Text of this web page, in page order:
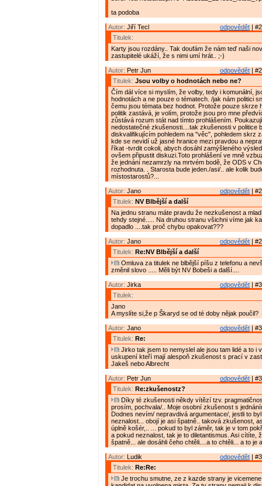
ta podoba
odpovědět |
Autor: Jiří Tecl
Titulek:
Karty jsou rozdány.. Tak doufám že nám teď naši
zastupitelé ukáží, že s nimi umí hrát.. ;-)
odpovědět |
Autor: Petr Jun
Titulek: Jsou volby o hodnotách nebo ne?
Čím dál více si myslím, že volby, tedy i komunální,
hodnotách a ne pouze o tématech. /jak nám politici
čemu jsou témata bez hodnot. Protože pouze skrze
politik zastává, je volím, protože jsou pro mne
zůstává rozum stát nad tímto prohlášením.
nedostatečné zkušenosti....tak zkušenosti v politice
diskvalifikujícím pohledem na "věc", pohledem skrz
kde se nevidí už jasné hranice mezi pravdou a
říkat -tvrdit cokoli, abych dosáhl zamýšleného
ovšem připustit diskuzi.Toto prohlášení ve mně
že jednání nezamrzly na mrtvém bodě, že ODS v
rozhodnuta. . Starosta bude jeden./asi/.. ale kolik
místostarostů?...
odpovědět |
Autor: Jano
Titulek: NV Blbější a další
Na jednu stranu máte pravdu že nezkušenost a
tehdy stejné..... Na druhou stranu všichni víme jak
dopadlo ....tak proč chybu opakovat???
odpovědět |
Autor: Jano
Titulek: Re:NV Blbější a další
Omluva za titulek ne blbější píšu z telefonu a
změnil slovo ..... Měli být NV Bobeši a další....
odpovědět |
Autor: Jirka
Titulek:
Jano
A myslíte si,že p Škaryd se od té doby nějak poučil?
odpovědět |
Autor: Jano
Titulek: Re:
Jirko tak jsem to nemyslel ale jsou tam lidé a to i
uskupení kteří mají alespoň zkušenost s prací v
Jakeš nebo Albrecht
odpovědět |
Autor: Petr Jun
Titulek: Re:zkušenostz?
Díky té zkušenosti někdy vítězí tzv.
prosím, pochvala/.. Moje osobní zkušenost s
Dodnes nevím/ nepravdivá argumentace/, jestli to
neznalost... obojí je asi špatně.. taková zkušenost,
úplně košér,.. ... pokud to byl záměr, tak je v tom
a pokud neznalost, tak je to diletantismus. Asi cítíte,
špatně... ale dosáhli čeho chtěli....a to chtěli... a to je
odpovědět |
Autor: Ludik
Titulek: Re:Re:
Je trochu smutne, ze z kazde strany je